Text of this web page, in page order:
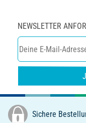
NEWSLETTER
Sichere